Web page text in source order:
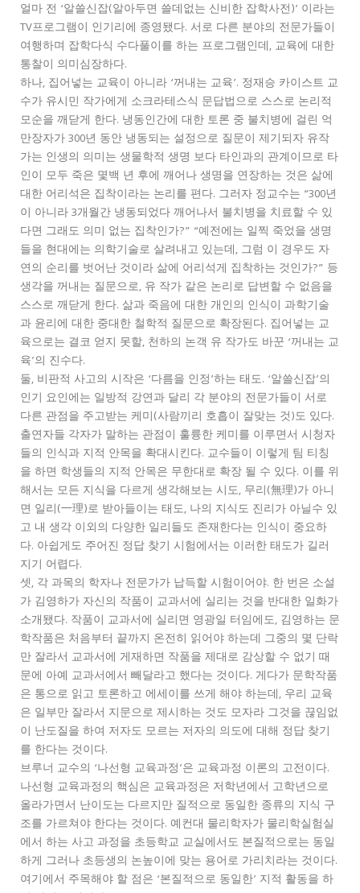
얼마 전 ‘알쓸신잡(알아두면 쓸데없는 신비한 잡학사전)’ 이라는
TV프로그램이 인기리에 종영됐다. 서로 다른 분야의 전문가들이
여행하며 잡학다식 수다풀이를 하는 프로그램인데, 교육에 대한
통찰이 의미심장하다.
하나, 집어넣는 교육이 아니라 ‘꺼내는 교육’. 정재승 카이스트 교
수가 유시민 작가에게 소크라테스식 문답법으로 스스로 논리적
모순을 깨닫게 한다. 냉동인간에 대한 토론 중 불치병에 걸린 억
만장자가 300년 동안 냉동되는 설정으로 질문이 제기되자 유작
가는 인생의 의미는 생물학적 생명 보다 타인과의 관계이므로 타
인이 모두 죽은 몇백 년 후에 깨어나 생명을 연장하는 것은 삶에
대한 어리석은 집착이라는 논리를 편다. 그러자 정교수는 “300년
이 아니라 3개월간 냉동되었다 깨어나서 불치병을 치료할 수 있
다면 그래도 의미 없는 집착인가?” “예전에는 일찍 죽었을 생명
들을 현대에는 의학기술로 살려내고 있는데, 그럼 이 경우도 자
연의 순리를 벗어난 것이라 삶에 어리석게 집착하는 것인가?” 등
생각을 꺼내는 질문으로, 유 작가 같은 논리로 답변할 수 없음을
스스로 깨닫게 한다. 삶과 죽음에 대한 개인의 인식이 과학기술
과 윤리에 대한 중대한 철학적 질문으로 확장된다. 집어넣는 교
육으로는 결코 얻지 못할, 천하의 논객 유 작가도 바꾼 ‘꺼내는 교
육’의 진수다.
둘, 비판적 사고의 시작은 ‘다름을 인정’하는 태도. ‘알쓸신잡’의
인기 요인에는 일방적 강연과 달리 각 분야의 전문가들이 서로
다른 관점을 주고받는 케미(사람끼리 호흡이 잘맞는 것)도 있다.
출연자들 각자가 말하는 관점이 훌륭한 케미를 이루면서 시청자
들의 인식과 지적 안목을 확대시킨다. 교수들이 이렇게 팀 티칭
을 하면 학생들의 지적 안목은 무한대로 확장 될 수 있다. 이를 위
해서는 모든 지식을 다르게 생각해보는 시도, 무리(無理)가 아니
면 일리(一理)로 받아들이는 태도, 나의 지식도 진리가 아닐수 있
고 내 생각 이외의 다양한 일리들도 존재한다는 인식이 중요하
다. 아쉽게도 주어진 정답 찾기 시험에서는 이러한 태도가 길러
지기 어렵다.
셋, 각 과목의 학자나 전문가가 납득할 시험이어야. 한 번은 소설
가 김영하가 자신의 작품이 교과서에 실리는 것을 반대한 일화가
소개됐다. 작품이 교과서에 실리면 영광일 터임에도, 김영하는 문
학작품은 처음부터 끝까지 온전히 읽어야 하는데 그중의 몇 단락
만 잘라서 교과서에 게재하면 작품을 제대로 감상할 수 없기 때
문에 아예 교과서에서 빼달라고 했다는 것이다. 게다가 문학작품
은 통으로 읽고 토론하고 에세이를 쓰게 해야 하는데, 우리 교육
은 일부만 잘라서 지문으로 제시하는 것도 모자라 그것을 끊임없
이 난도질을 하여 저자도 모르는 저자의 의도에 대해 정답 찾기
를 한다는 것이다.
브루너 교수의 ‘나선형 교육과정’은 교육과정 이론의 고전이다.
나선형 교육과정의 핵심은 교육과정은 저학년에서 고학년으로
올라가면서 난이도는 다르지만 질적으로 동일한 종류의 지식 구
조를 가르쳐야 한다는 것이다. 예컨대 물리학자가 물리학실험실
에서 하는 사고 과정을 초등학교 교실에서도 본질적으로는 동일
하게 그러나 초등생의 논높이에 맞는 용어로 가리치라는 것이다.
여기에서 주목해야 할 점은 ‘본질적으로 동일한’ 지적 활동을 하